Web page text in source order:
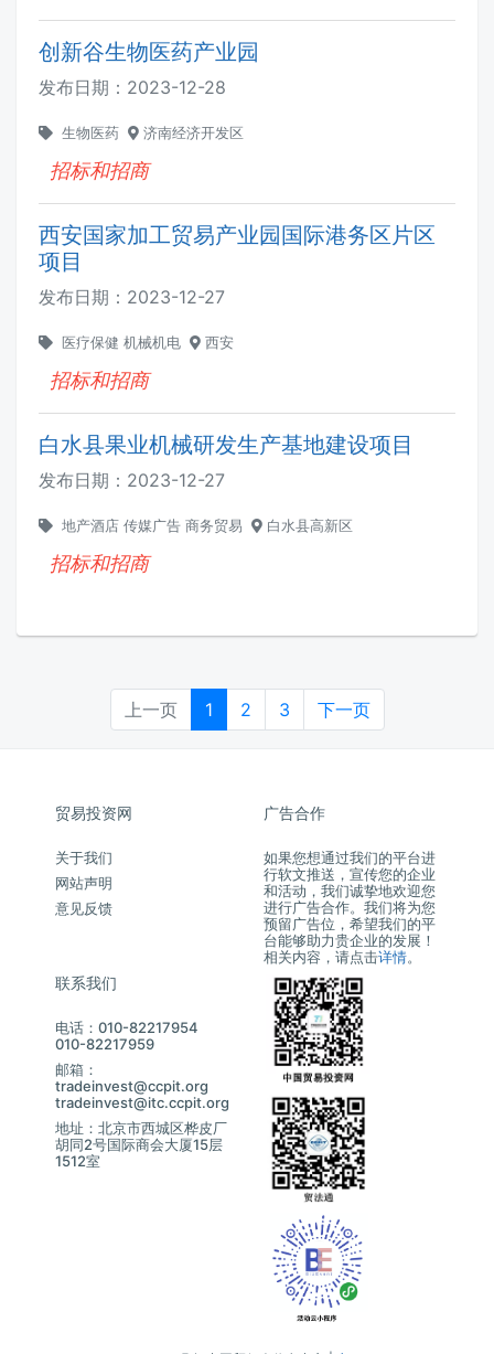
创新谷生物医药产业园
发布日期： 2023-12-28
生物医药 济南经济开发区
招标和招商
西安国家加工贸易产业园国际港务区片区
项目
发布日期： 2023-12-27
医疗保健 机械机电 西安
招标和招商
白水县果业机械研发生产基地建设项目
发布日期： 2023-12-27
地产酒店 传媒广告 商务贸易 白水县高新区
招标和招商
上一页 1 2 3 下一页
贸易投资网
关于我们
网站声明
意见反馈
广告合作
如果您想通过我们的平台进
行软文推送，宣传您的企业
和活动，我们诚挚地欢迎您
进行广告合作。我们将为您
预留广告位，希望我们的平
台能够助力贵企业的发展！
相关内容，请点击详情。
联系我们
电话：010-82217954
010-82217959
邮箱：
tradeinvest@ccpit.org
tradeinvest@itc.ccpit.org
地址：北京市西城区桦皮厂
胡同2号国际商会大厦15层
1512室